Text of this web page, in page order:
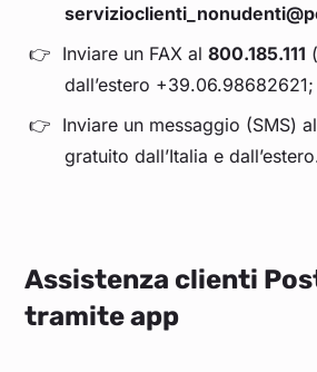
Inviare un FAX al 800.185.111
dall’estero +39.06.98682621;
Inviare un messaggio (SMS) al
gratuito dall’Italia e
Assistenza clienti
tramite app